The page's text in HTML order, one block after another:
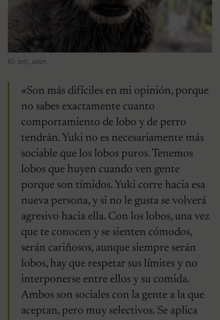
IG: brit_allen_
«Son más difíciles en mi opinión, porque
no sabes exactamente cuanto
comportamiento de lobo y de perro
tendrán. Yuki no es necesariamente más
sociable que los lobos puros. Tenemos
lobos que huyen cuando ven gente
porque son tímidos. Yuki corre hacia esa
nueva persona, y si no le gusta se volverá
agresivo hacia ella. Con los lobos, una vez
que te conocen y se sienten cómodos,
serán cariñosos, aunque siempre serán
lobos, hay que respetar sus límites y no
interponerse entre ellos y su comida.
Ambos son sociales con la gente a la que
aceptan, pero muy selectivos. Se aplica